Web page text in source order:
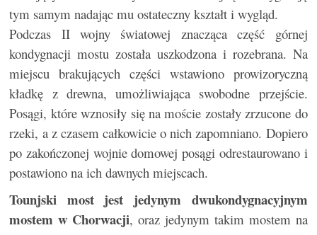
tym samym nadając mu ostateczny kształt i wygląd.
Podczas II wojny światowej znacząca część górnej
kondygnacji mostu została uszkodzona i rozebrana. Na
miejscu brakujących części wstawiono prowizoryczną
kładkę z drewna, umożliwiająca swobodne przejście.
Posągi, które wznosiły się na moście zostały zrzucone do
rzeki, a z czasem całkowicie o nich zapomniano. Dopiero
po zakończonej wojnie domowej posągi odrestaurowano i
postawiono na ich dawnych miejscach.
Tounjski most jest jedynym dwukondygnacyjnym
mostem w Chorwacji, oraz jedynym takim mostem na